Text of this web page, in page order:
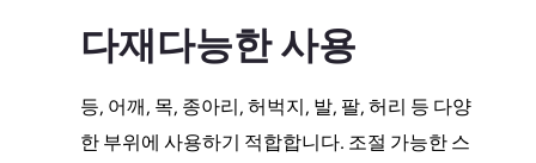
다재다능한 사용
등, 어깨, 목, 종아리, 허벅지, 발, 팔, 허리 등 다양
한 부위에 사용하기 적합합니다. 조절 가능한 스